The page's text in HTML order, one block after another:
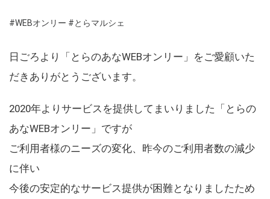
#WEBオンリー #とらマルシェ
日ごろより「とらのあなWEBオンリー」をご愛顧いた
だきありがとうございます。
2020年よりサービスを提供してまいりました「とらの
あなWEBオンリー」ですが
ご利用者様のニーズの変化、昨今のご利用者数の減少
に伴い
今後の安定的なサービス提供が困難となりましたため